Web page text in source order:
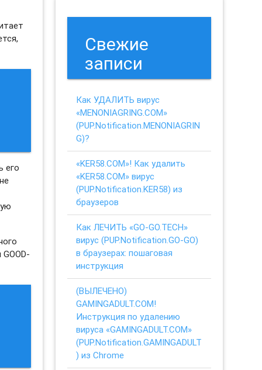
его
Свежие
записи
Как УДАЛИТЬ вирус
«MENONIAGRING.COM»
(PUP.Notification.MENONIAGRIN
G)?
«KER58.COM»! Как удалить
«KER58.COM» вирус
(PUP.Notification.KER58) из
браузеров
Как ЛЕЧИТЬ «GO-GO.TECH»
вирус (PUP.Notification.GO-GO)
в браузерах: пошаговая
инструкция
(ВЫЛЕЧЕНО)
GAMINGADULT.COM!
Инструкция по удалению
вируса «GAMINGADULT.COM»
(PUP.Notification.GAMINGADULT
) из Chrome